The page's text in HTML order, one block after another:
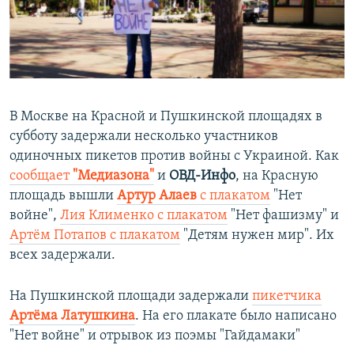
ПОБЕДИТЕЛЕЙ НЕ СУДЯТ?
КРЫМ.НЕПОКОРЕННЫЙ
ELIFBE
ПРИСОЕДИНЯЙТЕСЬ!
Все сайты RFE/RL
В Москве на Красной и Пушкинской площадях в
субботу задержали несколько участников
одиночных пикетов против войны с Украиной. Как
сообщает "Медиазона" и ОВД-Инфо, на Красную
площадь вышли Артур Алаев с плакатом "Нет
войне", Лия Клименко с плакатом "Нет фашизму" и
Артём Потапов с плакатом "Детям нужен мир". Их
всех задержали.
На Пушкинской площади задержали пикетчика
Артёма Латушкина. На его плакате было написано
"Нет войне" и отрывок из поэмы "Гайдамаки"